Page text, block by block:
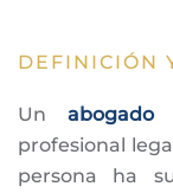
DEFINICIÓN
Un abogado
profesional
persona ha